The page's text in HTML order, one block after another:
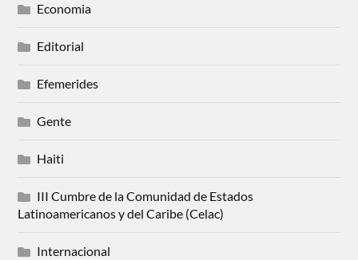
Economia
Editorial
Efemerides
Gente
Haiti
III Cumbre de la Comunidad de Estados
Latinoamericanos y del Caribe (Celac)
Internacional